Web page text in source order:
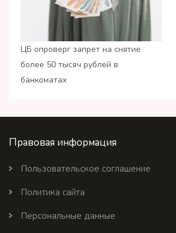
ЦБ опроверг запрет на снятие
более 50 тысяч рублей в
банкоматах
Правовая информация
Пользовательское соглашение
Политика сайта
Персональные данные